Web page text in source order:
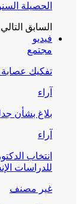
الحصيلة
السابق التالي
فيديو
مجتمع
تفكيك عصابة
آراء
بلاغ بشأن
آراء
انتخاب
للدراسات
غير مصنف